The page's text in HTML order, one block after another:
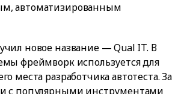
автоматизированным
новое название — Qual IT. В
фреймворк используется для
места разработчика автотеста. За
с популярными инструментами